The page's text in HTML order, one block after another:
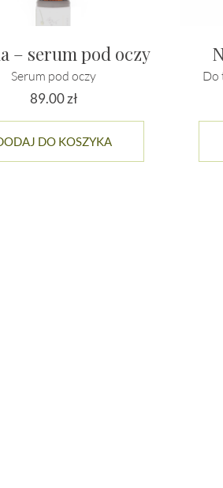
– serum pod oczy
Serum pod oczy
89.00zł
DO KOSZYKA
Do